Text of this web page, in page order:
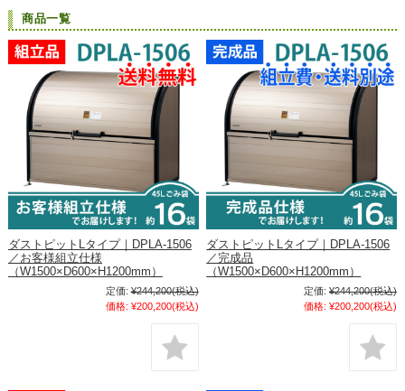
商品一覧
ダストピットLタイプ｜DPLA-1506
／お客様組立仕様
（W1500×D600×H1200mm）
定価: ¥244,200(税込)
価格: ¥200,200(税込)
ダストピットLタイプ｜DPLA-1506
／完成品
（W1500×D600×H1200mm）
定価: ¥244,200(税込)
価格: ¥200,200(税込)